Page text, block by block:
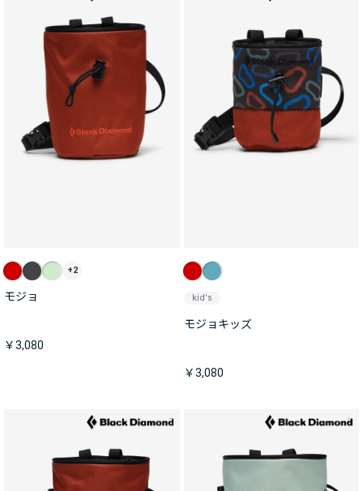
+2
モジョ
￥3,080
kid's
モジョキッズ
￥3,080